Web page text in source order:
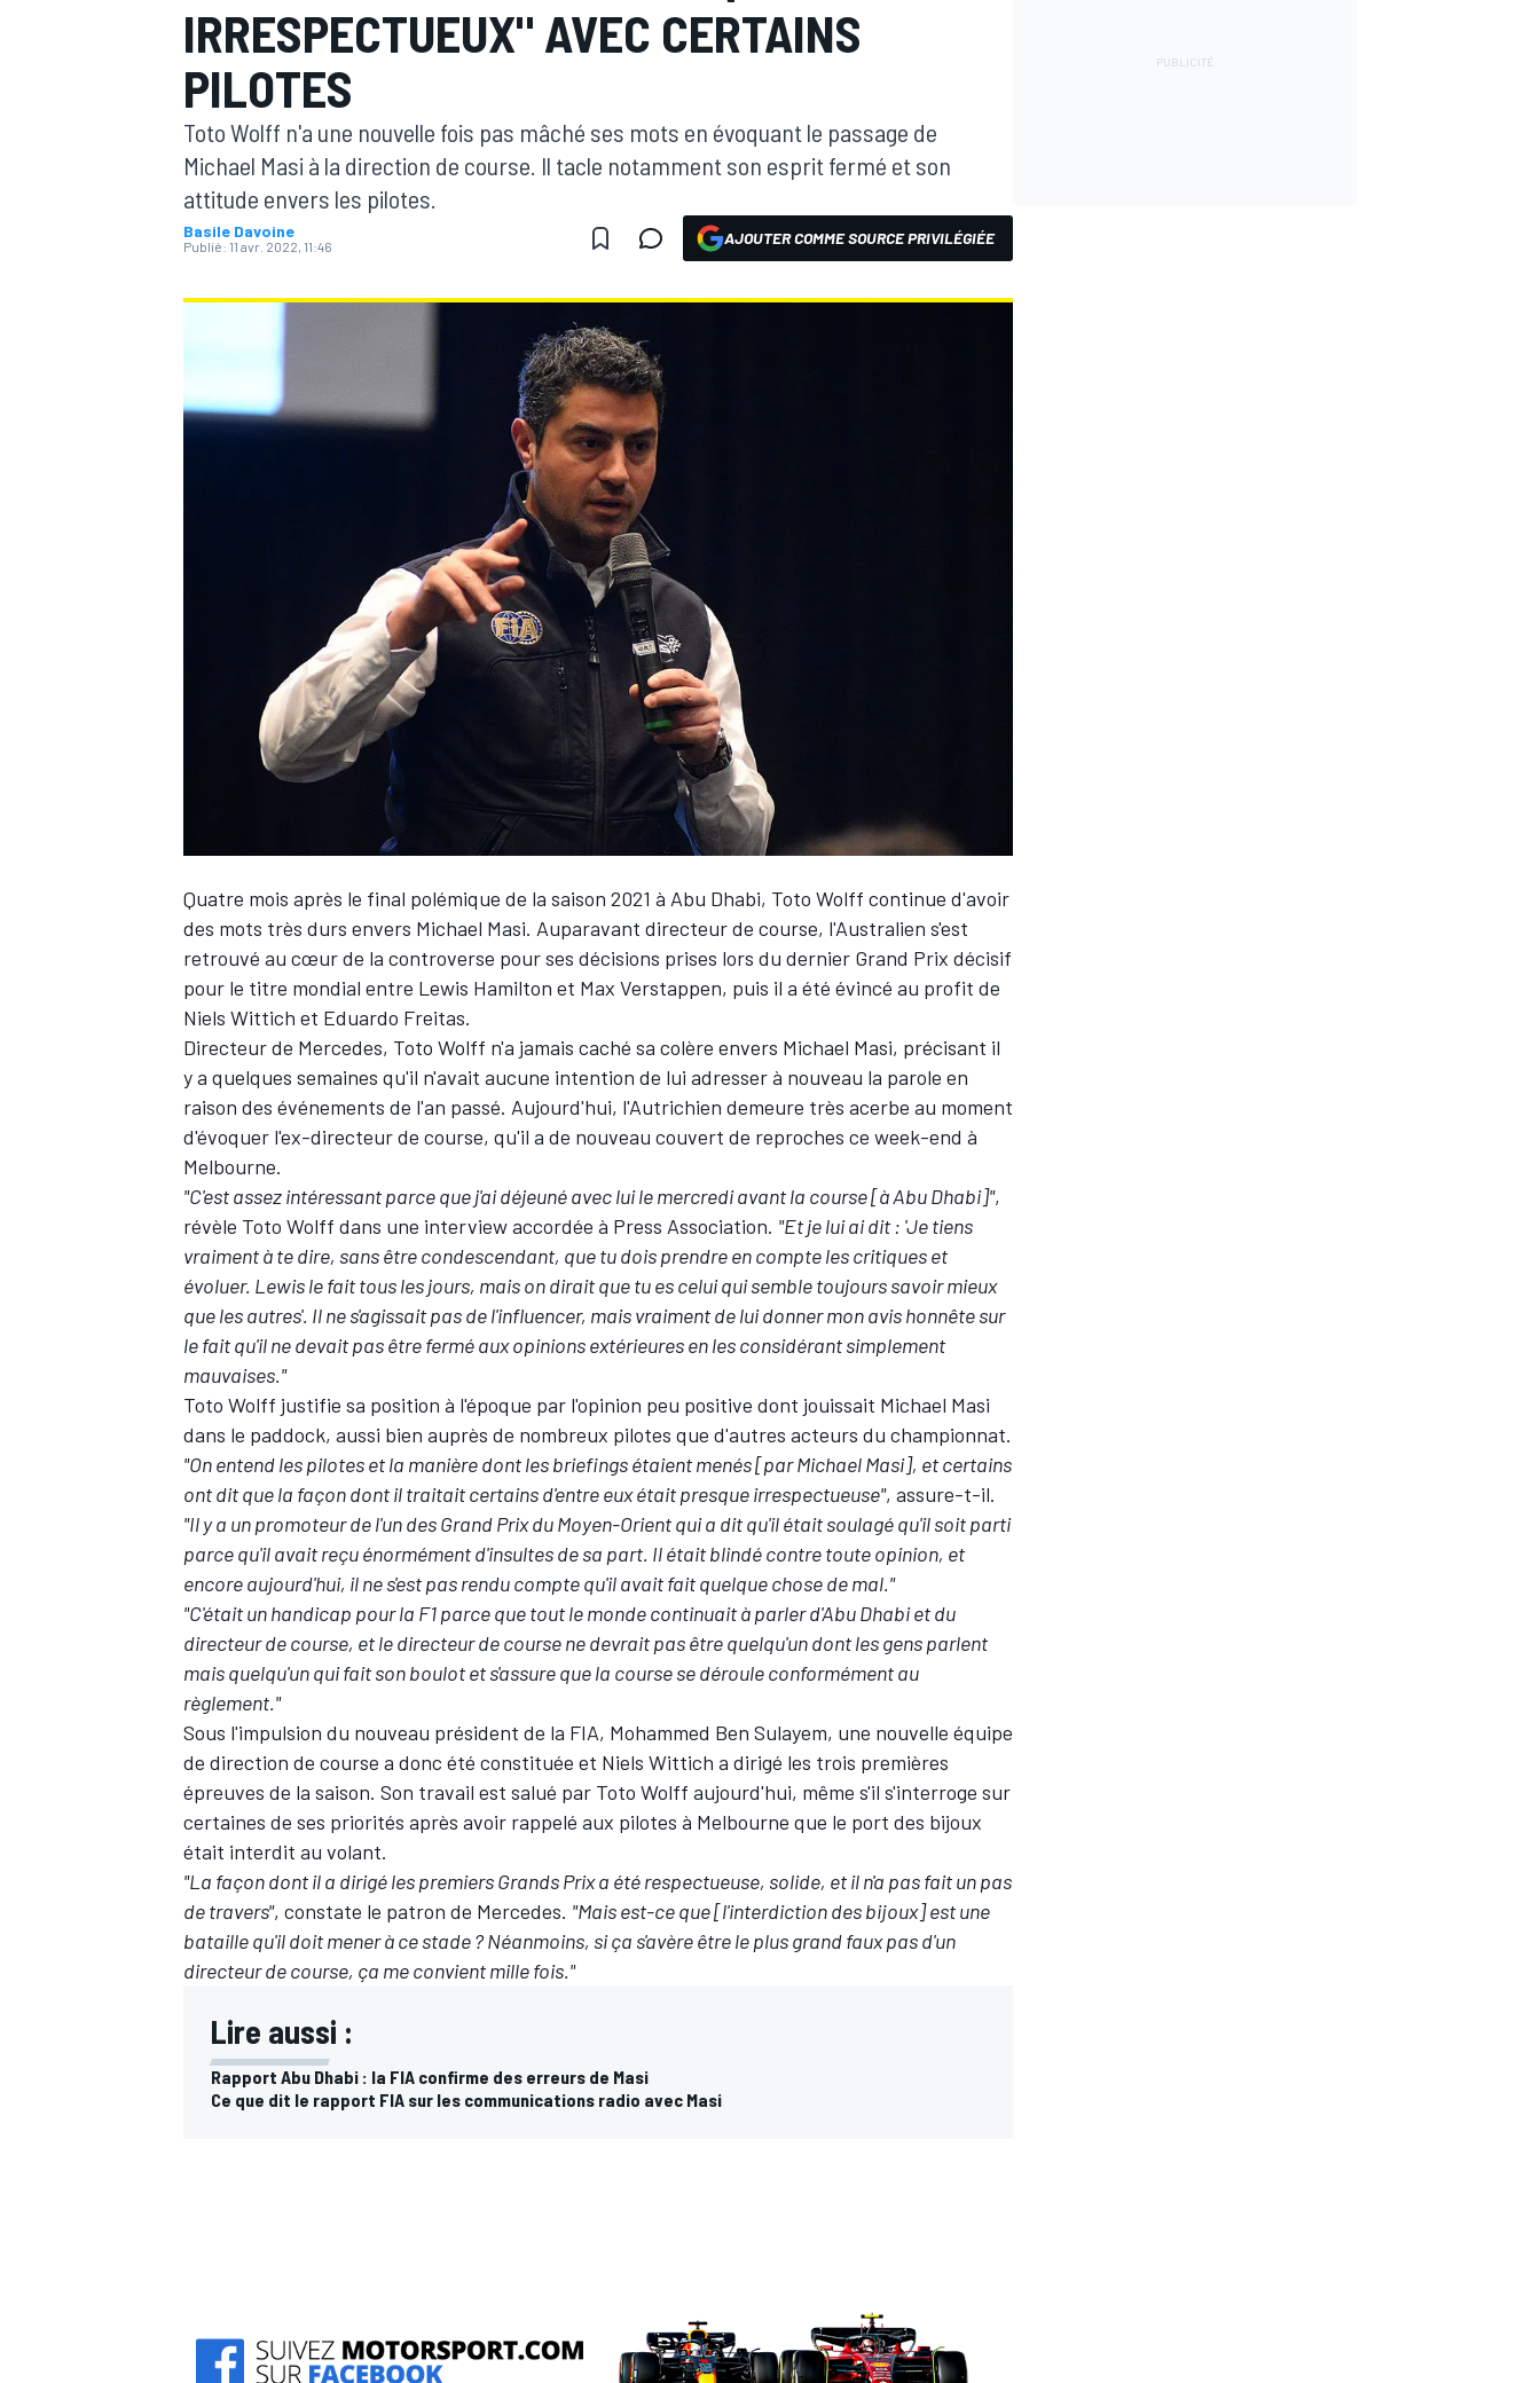
MOTOGP
WEC
IRRESPECTUEUX" AVEC CERTAINS
PILOTES
Toto Wolff n'a une nouvelle fois pas mâché ses mots en évoquant le passage de
Michael Masi à la direction de course. Il tacle notamment son esprit fermé et son
attitude envers les pilotes.
Basile Davoine
Publié: 11 avr. 2022, 11:46 AJOUTER COMME SOURCE PRIVILÉGIÉE
Quatre mois après le final polémique de la saison 2021 à Abu Dhabi, Toto Wolff continue d'avoir
des mots très durs envers Michael Masi. Auparavant directeur de course, l'Australien s'est
retrouvé au cœur de la controverse pour ses décisions prises lors du dernier Grand Prix décisif
pour le titre mondial entre Lewis Hamilton et Max Verstappen, puis il a été évincé au profit de
Niels Wittich et Eduardo Freitas.
Directeur de Mercedes, Toto Wolff n'a jamais caché sa colère envers Michael Masi, précisant il
y a quelques semaines qu'il n'avait aucune intention de lui adresser à nouveau la parole en
raison des événements de l'an passé. Aujourd'hui, l'Autrichien demeure très acerbe au moment
d'évoquer l'ex-directeur de course, qu'il a de nouveau couvert de reproches ce week-end à
Melbourne.
"C'est assez intéressant parce que j'ai déjeuné avec lui le mercredi avant la course [à Abu Dhabi]",
révèle Toto Wolff dans une interview accordée à Press Association. "Et je lui ai dit : 'Je tiens
vraiment à te dire, sans être condescendant, que tu dois prendre en compte les critiques et
évoluer. Lewis le fait tous les jours, mais on dirait que tu es celui qui semble toujours savoir mieux
que les autres'. Il ne s'agissait pas de l'influencer, mais vraiment de lui donner mon avis honnête sur
le fait qu'il ne devait pas être fermé aux opinions extérieures en les considérant simplement
mauvaises."
Toto Wolff justifie sa position à l'époque par l'opinion peu positive dont jouissait Michael Masi
dans le paddock, aussi bien auprès de nombreux pilotes que d'autres acteurs du championnat.
"On entend les pilotes et la manière dont les briefings étaient menés [par Michael Masi], et certains
ont dit que la façon dont il traitait certains d'entre eux était presque irrespectueuse", assure-t-il.
"Il y a un promoteur de l'un des Grand Prix du Moyen-Orient qui a dit qu'il était soulagé qu'il soit parti
parce qu'il avait reçu énormément d'insultes de sa part. Il était blindé contre toute opinion, et
encore aujourd'hui, il ne s'est pas rendu compte qu'il avait fait quelque chose de mal."
"C'était un handicap pour la F1 parce que tout le monde continuait à parler d'Abu Dhabi et du
directeur de course, et le directeur de course ne devrait pas être quelqu'un dont les gens parlent
mais quelqu'un qui fait son boulot et s'assure que la course se déroule conformément au
règlement."
Sous l'impulsion du nouveau président de la FIA, Mohammed Ben Sulayem, une nouvelle équipe
de direction de course a donc été constituée et Niels Wittich a dirigé les trois premières
épreuves de la saison. Son travail est salué par Toto Wolff aujourd'hui, même s'il s'interroge sur
certaines de ses priorités après avoir rappelé aux pilotes à Melbourne que le port des bijoux
était interdit au volant.
"La façon dont il a dirigé les premiers Grands Prix a été respectueuse, solide, et il n'a pas fait un pas
de travers", constate le patron de Mercedes. "Mais est-ce que [l'interdiction des bijoux] est une
bataille qu'il doit mener à ce stade ? Néanmoins, si ça s'avère être le plus grand faux pas d'un
directeur de course, ça me convient mille fois."
Lire aussi :
Rapport Abu Dhabi : la FIA confirme des erreurs de Masi
Ce que dit le rapport FIA sur les communications radio avec Masi